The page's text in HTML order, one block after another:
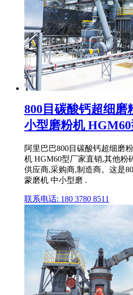
800目碳酸钙超细磨
小型磨粉机 HGM60
阿里巴巴800目碳酸钙超细磨
机 HGM60型厂家直销,其他粉
供应商,采购商,制造商。这是
蒙磨机 中小型磨 .
联系电话: 180 3780 8511